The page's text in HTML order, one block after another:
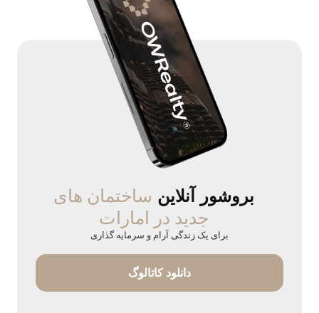
بروشور آنلاین ساختمان های
جدید در امارات
برای یک زندگی آرام و سرمایه گذاری
دانلود کاتالوگ